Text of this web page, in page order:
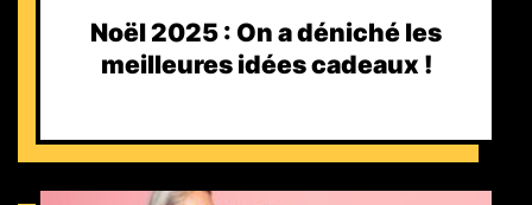
Noël 2025 : On a déniché les
meilleures idées cadeaux !